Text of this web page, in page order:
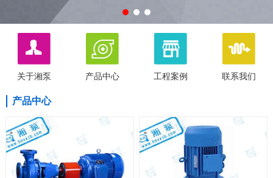
关于湘泵 产品中心 工程案例 联系我们
产品中心